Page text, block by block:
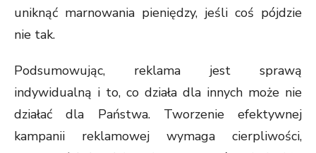
uniknąć marnowania pieniędzy, jeśli coś pójdzie
nie tak.
Podsumowując, reklama jest sprawą
indywidualną i to, co działa dla innych może nie
działać dla Państwa. Tworzenie efektywnej
kampanii reklamowej wymaga cierpliwości,